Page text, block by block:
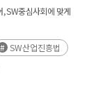
SW중심사회에 맞게
SW산업진흥법